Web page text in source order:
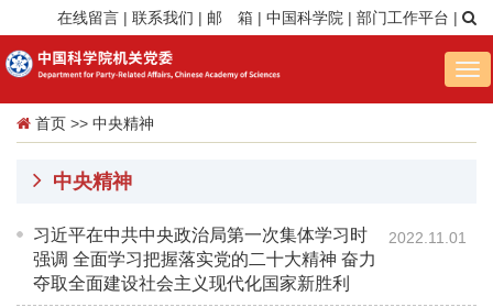
在线留言 | 联系我们 | 邮 箱 | 中国科学院 | 部门工作平台 |
首页 >> 中央精神
中央精神
习近平在中共中央政治局第一次集体学习时
强调 全面学习把握落实党的二十大精神 奋力
夺取全面建设社会主义现代化国家新胜利
2022.11.01